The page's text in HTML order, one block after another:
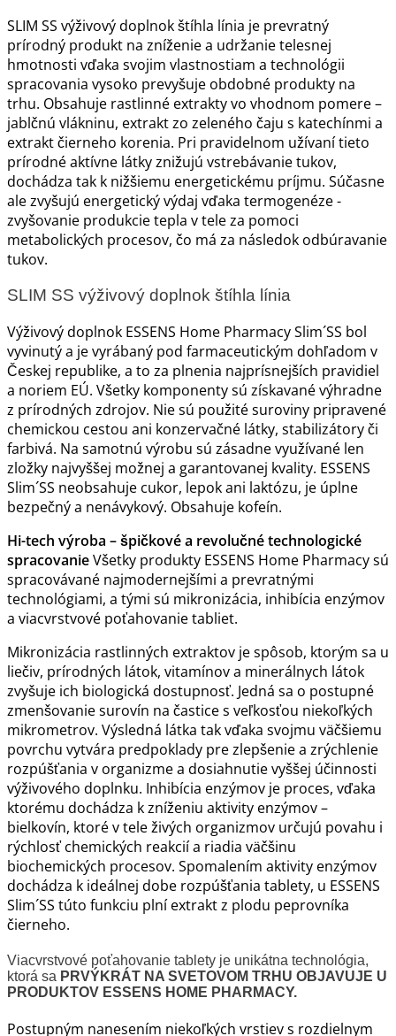
SLIM SS výživový doplnok štíhla línia je prevratný
prírodný produkt na zníženie a udržanie telesnej
hmotnosti vďaka svojim vlastnostiam a technológii
spracovania vysoko prevyšuje obdobné produkty na
trhu. Obsahuje rastlinné extrakty vo vhodnom pomere –
jablčnú vlákninu, extrakt zo zeleného čaju s katechínmi a
extrakt čierneho korenia. Pri pravidelnom užívaní tieto
prírodné aktívne látky znižujú vstrebávanie tukov,
dochádza tak k nižšiemu energetickému príjmu. Súčasne
ale zvyšujú energetický výdaj vďaka termogenéze -
zvyšovanie produkcie tepla v tele za pomoci
metabolických procesov, čo má za následok odbúravanie
tukov.
SLIM SS výživový doplnok štíhla línia
Výživový doplnok ESSENS Home Pharmacy Slim´SS bol
vyvinutý a je vyrábaný pod farmaceutickým dohľadom v
Českej republike, a to za plnenia najprísnejších pravidiel
a noriem EÚ. Všetky komponenty sú získavané výhradne
z prírodných zdrojov. Nie sú použité suroviny pripravené
chemickou cestou ani konzervačné látky, stabilizátory či
farbivá. Na samotnú výrobu sú zásadne využívané len
zložky najvyššej možnej a garantovanej kvality. ESSENS
Slim´SS neobsahuje cukor, lepok ani laktózu, je úplne
bezpečný a nenávykový. Obsahuje kofeín.
Hi-tech výroba – špičkové a revolučné technologické
spracovanieVšetky produkty ESSENS Home Pharmacy sú
spracovávané najmodernejšími a prevratnými
technológiami, a tými sú mikronizácia, inhibícia enzýmov
a viacvrstvové poťahovanie tabliet.
Mikronizácia rastlinných extraktov je spôsob, ktorým sa u
liečiv, prírodných látok, vitamínov a minerálnych látok
zvyšuje ich biologická dostupnosť. Jedná sa o postupné
zmenšovanie surovín na častice s veľkosťou niekoľkých
mikrometrov. Výsledná látka tak vďaka svojmu väčšiemu
povrchu vytvára predpoklady pre zlepšenie a zrýchlenie
rozpúšťania v organizme a dosiahnutie vyššej účinnosti
výživového doplnku. Inhibícia enzýmov je proces, vďaka
ktorému dochádza k zníženiu aktivity enzýmov –
bielkovín, ktoré v tele živých organizmov určujú povahu i
rýchlosť chemických reakcií a riadia väčšinu
biochemických procesov. Spomalením aktivity enzýmov
dochádza k ideálnej dobe rozpúšťania tablety, u ESSENS
Slim´SS túto funkciu plní extrakt z plodu peprovníka
čierneho.
Viacvrstvové poťahovanie tablety je unikátna technológia,
ktorá sa PRVÝKRÁT NA SVETOVOM TRHU OBJAVUJE U
PRODUKTOV ESSENS HOME PHARMACY.
Postupným nanesením niekoľkých vrstiev s rozdielnym